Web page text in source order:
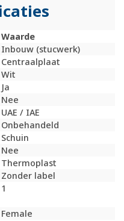
Waarde
Inbouw (stucwerk)
Centraalplaat
Wit
Ja
Nee
UAE / IAE
Onbehandeld
Schuin
Nee
Thermoplast
Zonder label
1
Female